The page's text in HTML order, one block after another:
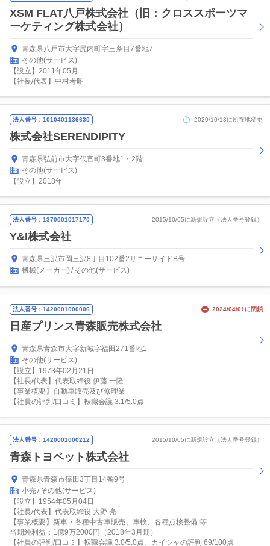
XSM FLAT八戸株式会社（旧：クロススポーツマ
ーケティング株式会社）
青森県八戸市大字尻内町字三条目7番地7
その他(サービス)
【設立】2011年05月
【社長/代表】中村考昭
法人番号：1010401136630 2020/10/13に所在地変更
株式会社SERENDIPITY
青森県弘前市大字代官町3番地1・2階
その他(サービス)
【設立】2018年
法人番号：1370001017170 2015/10/05に新規設立（法人番号登録）
Y&I株式会社
青森県三沢市岡三沢8丁目102番2サニーサイドB号
機械(メーカー) その他(サービス)
法人番号：1420001000006 2024/04/01に閉鎖
日産プリンス青森販売株式会社
青森県青森市大字新城字福田271番地1
その他(サービス)
【設立】1973年02月21日
【社長/代表】代表取締役 伊藤 一隆
【事業概要】自動車販売及び修理業
【社員の評判/口コミ】転職会議 3.1/5.0点
法人番号：1420001000212 2015/10/05に新規設立（法人番号登録）
青森トヨペット株式会社
青森県青森市篠田3丁目14番9号
小売
その他(サービス)
【設立】1954年05月04日
【社長/代表】代表取締役 大野 亮
【事業概要】新車・各種中古車販売、車検、各種点検整備 等
当期純利益：1億9万2000円（2018年3月期）
【社員の評判/口コミ】転職会議 3.0/5.0点、カイシャの評判 69/100点